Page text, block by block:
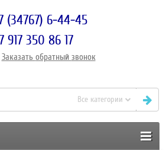
(34767) 6-44-45
917 350 86 17
Заказать обратный звонок
Все категории